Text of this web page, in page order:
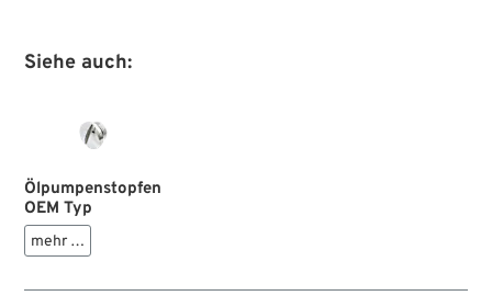
Siehe auch:
Ölpumpenstopfen
OEM Typ
mehr …